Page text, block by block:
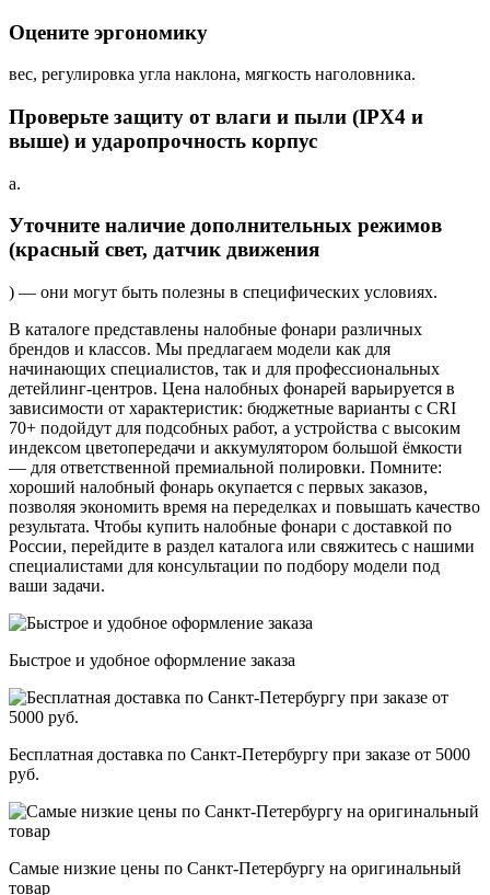
Оцените эргономику
вес, регулировка угла наклона, мягкость наголовника.
Проверьте защиту от влаги и пыли (IPX4 и
выше) и ударопрочность корпус
а.
Уточните наличие дополнительных режимов
(красный свет, датчик движения
) — они могут быть полезны в специфических условиях.
В каталоге представлены налобные фонари различных
брендов и классов. Мы предлагаем модели как для
начинающих специалистов, так и для профессиональных
детейлинг-центров. Цена налобных фонарей варьируется в
зависимости от характеристик: бюджетные варианты с CRI
70+ подойдут для подсобных работ, а устройства с высоким
индексом цветопередачи и аккумулятором большой ёмкости
— для ответственной премиальной полировки. Помните:
хороший налобный фонарь окупается с первых заказов,
позволяя экономить время на переделках и повышать качество
результата. Чтобы купить налобные фонари с доставкой по
России, перейдите в раздел каталога или свяжитесь с нашими
специалистами для консультации по подбору модели под
ваши задачи.
Быстрое и удобное оформление заказа
Бесплатная доставка по Санкт-Петербургу при заказе от 5000
руб.
Самые низкие цены по Санкт-Петербургу на оригинальный
товар